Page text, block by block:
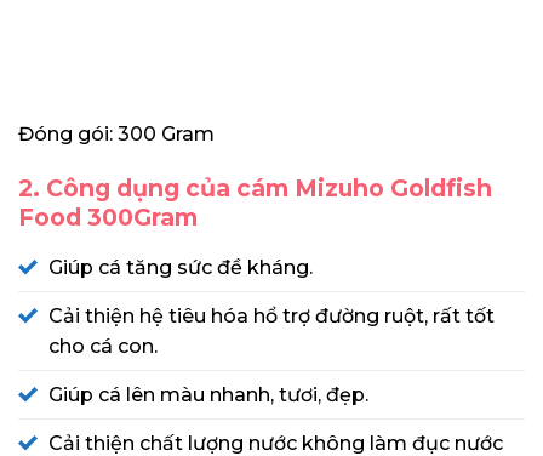
Đóng gói: 300 Gram
2. Công dụng của cám Mizuho Goldfish
Food 300Gram
Giúp cá tăng sức đề kháng.
Cải thiện hệ tiêu hóa hổ trợ đường ruột, rất tốt
cho cá con.
Giúp cá lên màu nhanh, tươi, đẹp.
Cải thiện chất lượng nước không làm đục nước